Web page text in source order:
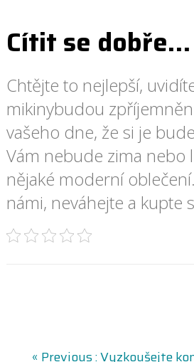
Cítit se dobře…
Chtějte to nejlepší,
mikinybudou
vašeho dne, že si je
Vám nebude zima nebo
nějaké moderní
námi, neváhejte a kupte
« Previous :P
Vyzkoušejte